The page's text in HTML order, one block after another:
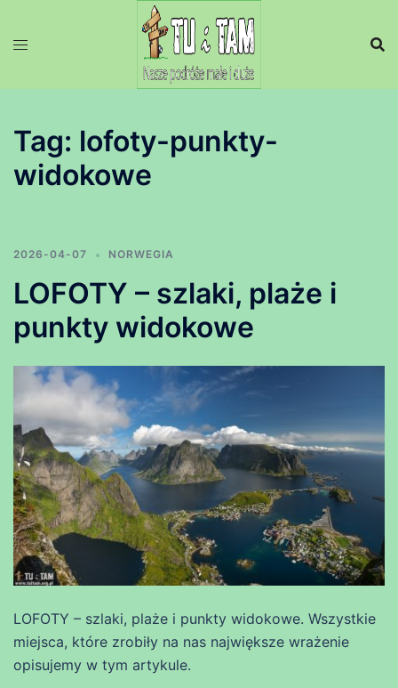
Tag: lofoty-punkty-
widokowe
2026-04-07 NORWEGIA
LOFOTY – szlaki, plaże i
punkty widokowe
LOFOTY – szlaki, plaże i punkty widokowe. Wszystkie
miejsca, które zrobiły na nas największe wrażenie
opisujemy w tym artykule.